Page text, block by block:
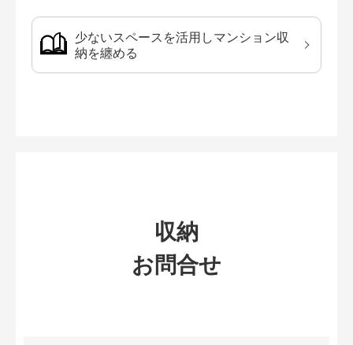
少ないスペースを活用しマンション収
納を纏める
収納
お問合せ